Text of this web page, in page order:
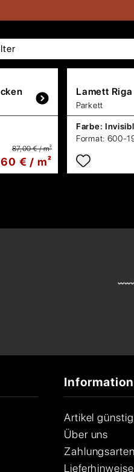
87,00 € / m²
€ / m²
Lamett
Parkett
Farbe:
Format: 600-
Artikel
Über uns
Zahlungsarten